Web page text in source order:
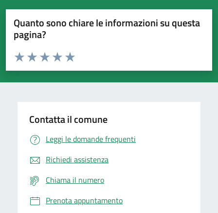
Quanto sono chiare le informazioni su questa
pagina?
Domanda
Valuta da 1 a 5 stelle la pagina
Valuta 5 stelle su 5
Valuta 4 stelle su 5
Valuta 3 stelle su 5
Valuta 2 stelle su 5
Valuta 1 stelle su 5
Contatta il comune
Leggi le domande frequenti
Richiedi assistenza
Chiama il numero
Prenota appuntamento